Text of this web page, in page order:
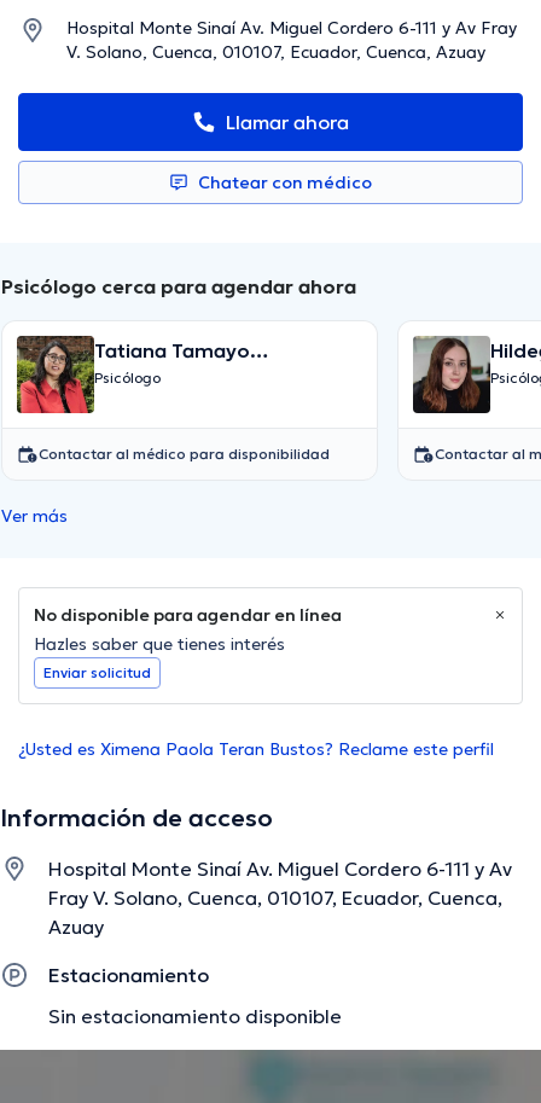
Hospital Monte Sinaí Av. Miguel Cordero 6-111 y Av Fray
V. Solano, Cuenca, 010107, Ecuador, Cuenca, Azuay
Llamar ahora
Chatear con médico
Psicólogo cerca para agendar ahora
Tatiana Tamayo
Campoverde, Master
Psicólogo
Contactar al médico para disponibilidad Contactar al
Ver más
No disponible para agendar en línea
Hazles saber que tienes interés
Enviar solicitud
¿Usted es Ximena Paola Teran Bustos? Reclame este perfil
Información de acceso
Hospital Monte Sinaí Av. Miguel Cordero 6-111 y Av
Fray V. Solano, Cuenca, 010107, Ecuador, Cuenca,
Azuay
Estacionamiento
Sin estacionamiento disponible